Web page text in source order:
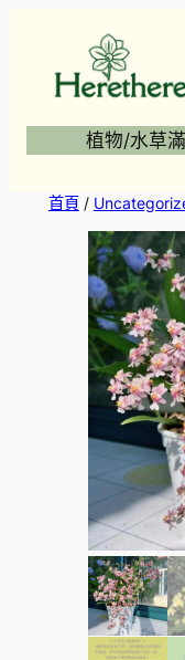
植物/水草
首頁/